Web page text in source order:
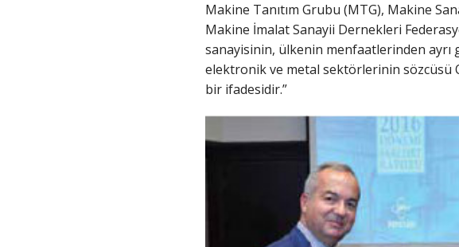
Makine Tanıtım Grubu (MTG), Makine
Makine İmalat Sanayii Dernekleri
sanayisinin, ülkenin menfaatlerinden ayrı
elektronik ve metal sektörlerinin sözcüsü
bir ifadesidir.”